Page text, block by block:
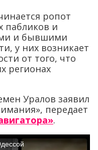
ропот
пабликов и
и бывшими
у них возникает
от того, что
регионах
Уралов заявил
передает
.